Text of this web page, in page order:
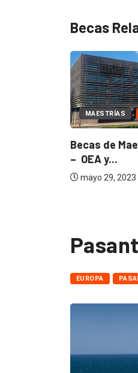
Becas
ON-LINE
Becas de Maestrías
mayo 29, 2023
EUROPA